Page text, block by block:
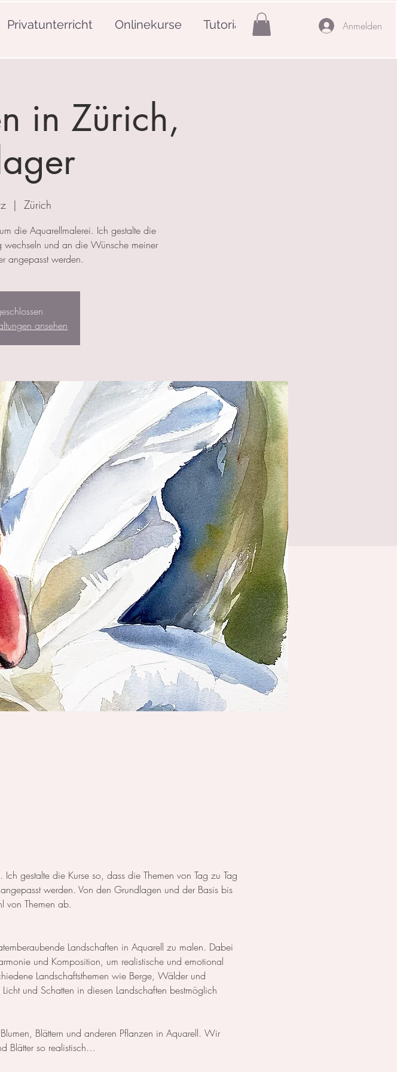
Privatunterricht Onlinekurse Tutorials Anmelden
in Zürich,
  |
Zürich
die Aquarellmalerei. Ich gestalte die
wechseln und an die Wünsche meiner
angepasst werden.
ansehen
gestalte die Kurse so, dass die Themen von Tag zu Tag
werden. Von den Grundlagen und der Basis bis
von Themen ab.
Landschaften in Aquarell zu malen. Dabei
und Komposition, um realistische und emotional
Landschaftsthemen wie Berge, Wälder und
und Schatten in diesen Landschaften bestmöglich
Blättern und anderen Pflanzen in Aquarell. Wir
Blätter so realistisch…